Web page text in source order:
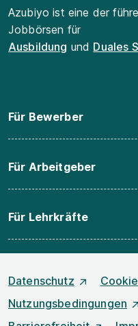
Azubiyo ist eine der
Jobbörsen für
Ausbildung und Duales
Für Bewerber
Für Arbeitgeber
Für Lehrkräfte
Datenschutz
Nutzungsbedingungen